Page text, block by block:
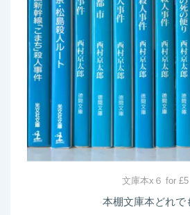
文庫本x６ for £5
本棚文庫本どれで